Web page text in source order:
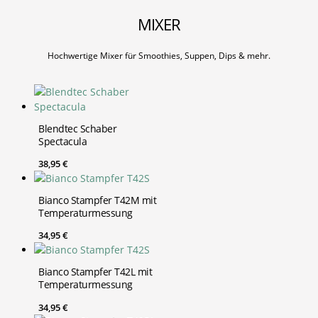
MIXER
Hochwertige Mixer für Smoothies, Suppen, Dips & mehr.
Blendtec Schaber
Spectacula
38,95€
Bianco Stampfer T42M mit
Temperaturmessung
34,95€
Bianco Stampfer T42L mit
Temperaturmessung
34,95€